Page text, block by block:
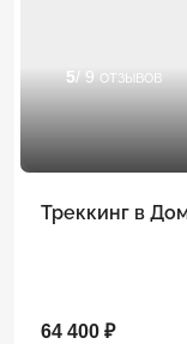
5/ 9 отзывов
Треккинг в
64 400 ₽